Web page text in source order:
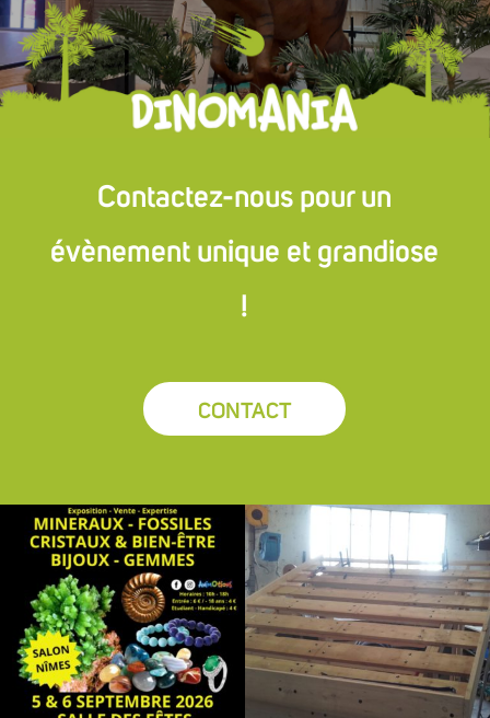
Contactez-nous pour un
évènement unique et grandiose
!
CONTACT